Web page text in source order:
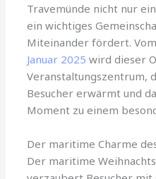
Travemünde nicht nur
ein wichtiges
Miteinander fördert. Vom
Januar 2025 wird dieser
Veranstaltungszentrum,
Besucher erwärmt und
Moment zu einem
Der maritime Charme
Der maritime